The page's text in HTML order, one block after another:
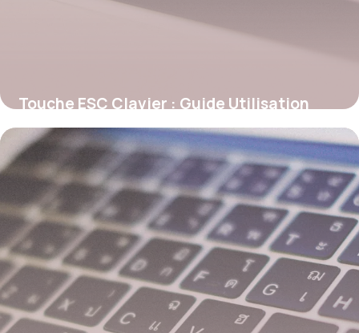
Touche ESC Clavier : Guide Utilisation
2026
30 mai 2026